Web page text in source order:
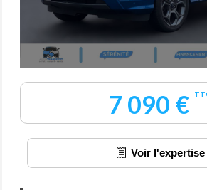
7 090 €
Voir l'expertise